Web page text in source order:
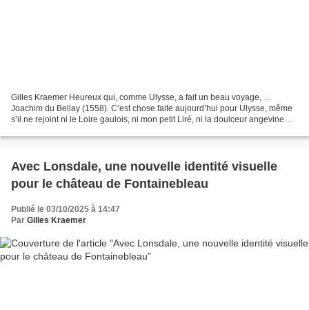
Gilles Kraemer Heureux qui, comme Ulysse, a fait un beau voyage, …
Joachim du Bellay (1558). C’est chose faite aujourd’hui pour Ulysse, même
s’il ne rejoint ni le Loire gaulois, ni mon petit Liré, ni la doulceur angevine
Avec Lonsdale, une nouvelle identité visuelle
pour le château de Fontainebleau
Publié le 03/10/2025 à 14:47
Par Gilles Kraemer